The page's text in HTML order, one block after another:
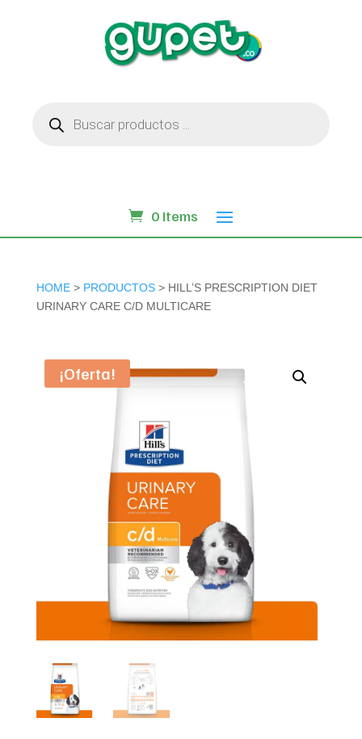
productos
0 Items
HOME> PRODUCTOS> HILL’S PRESCRIPTION DIET
URINARY CARE C/D MULTICARE
¡Oferta!